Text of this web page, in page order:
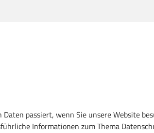
passiert, wenn Sie unsere Website
Informationen zum Thema